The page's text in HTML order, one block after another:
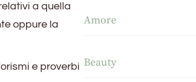
a quella
oppure la
e proverbi
Amore
Beauty